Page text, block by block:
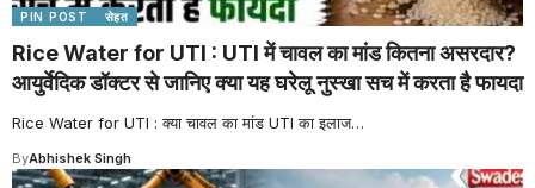
PIN POST सेहत
Rice Water for UTI : UTI में चावल का मांड कितना असरदार?
आयुर्वेदिक डॉक्टर से जानिए क्या यह घरेलू नुस्खा सच में करता है फायदा
Rice Water for UTI : क्या चावल का मांड UTI का इलाज…
ByAbhishek Singh